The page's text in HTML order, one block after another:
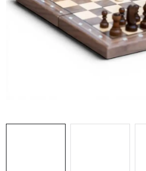
ŠACHOVÝ MERCH
O nás Blog Kontakt